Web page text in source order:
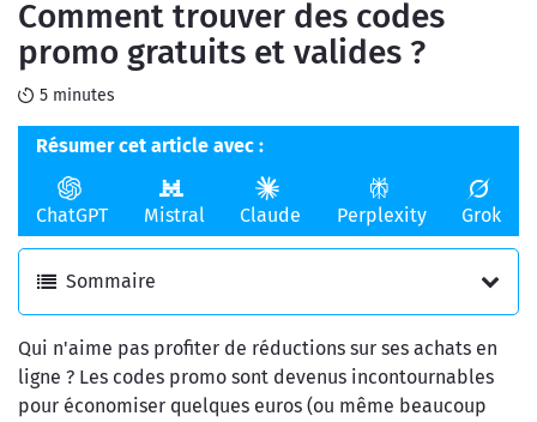
en ligne
de l'argent
Comment trouver des codes
promo gratuits et valides ?
5 minutes
Résumer cet article avec :
ChatGPT Mistral Claude Perplexity Grok
Sommaire
Qui n'aime pas profiter de réductions sur ses achats en
ligne ? Les codes promo sont devenus incontournables
pour économiser quelques euros (ou même beaucoup